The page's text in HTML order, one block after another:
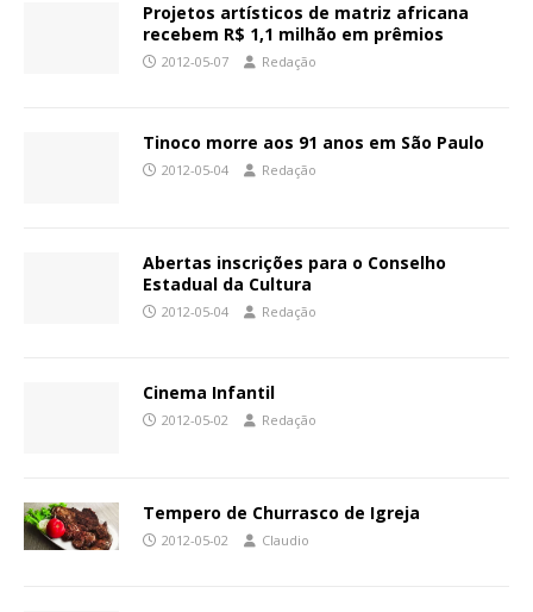
Projetos artísticos de matriz africana
recebem R$ 1,1 milhão em prêmios
2012-05-07 Redação
Tinoco morre aos 91 anos em São Paulo
2012-05-04 Redação
Abertas inscrições para o Conselho
Estadual da Cultura
2012-05-04 Redação
Cinema Infantil
2012-05-02 Redação
Tempero de Churrasco de Igreja
2012-05-02 Claudio